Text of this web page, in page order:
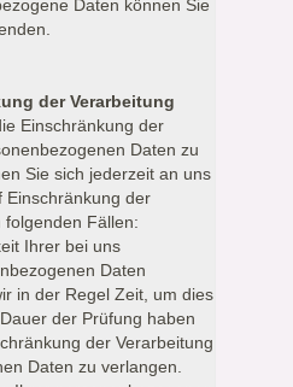
Daten können Sie
der Verarbeitung
Einschränkung der
Daten zu
Sie sich jederzeit an uns
Einschränkung der
folgenden Fällen:
Ihrer bei uns
Daten
in der Regel Zeit, um dies
der Prüfung haben
der Verarbeitung
Daten zu verlangen.